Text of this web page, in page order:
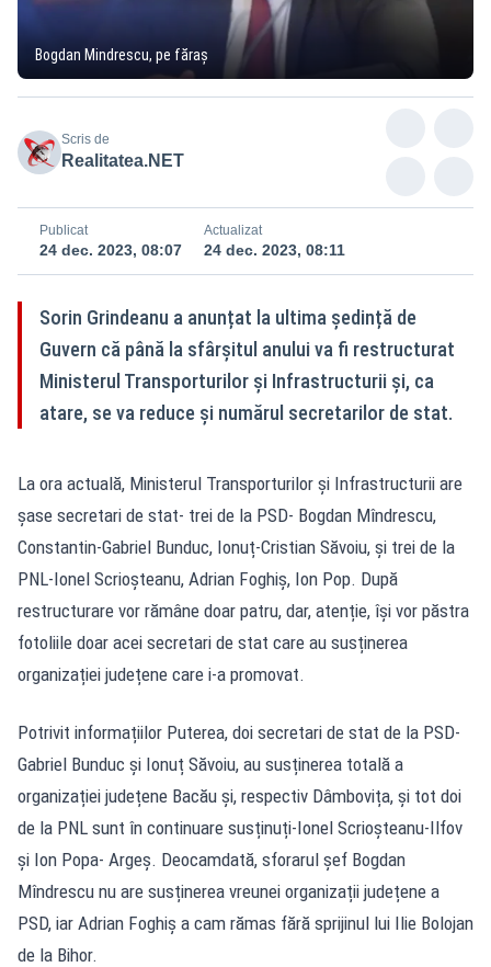
Bogdan Mindrescu, pe făraș
Scris de
Realitatea.NET
Publicat
24 dec. 2023, 08:07
Actualizat
24 dec. 2023, 08:11
Sorin Grindeanu a anunțat la ultima ședință de
Guvern că până la sfârșitul anului va fi restructurat
Ministerul Transporturilor și Infrastructurii și, ca
atare, se va reduce și numărul secretarilor de stat.
La ora actuală, Ministerul Transporturilor și Infrastructurii are
șase secretari de stat- trei de la PSD- Bogdan Mîndrescu,
Constantin-Gabriel Bunduc, Ionuț-Cristian Săvoiu, și trei de la
PNL-Ionel Scrioșteanu, Adrian Foghiș, Ion Pop. După
restructurare vor rămâne doar patru, dar, atenție, își vor păstra
fotoliile doar acei secretari de stat care au susținerea
organizației județene care i-a promovat.
Potrivit informațiilor Puterea, doi secretari de stat de la PSD-
Gabriel Bunduc și Ionuț Săvoiu, au susținerea totală a
organizației județene Bacău și, respectiv Dâmbovița, și tot doi
de la PNL sunt în continuare susținuți-Ionel Scrioșteanu-Ilfov
și Ion Popa- Argeș. Deocamdată, sforarul șef Bogdan
Mîndrescu nu are susținerea vreunei organizații județene a
PSD, iar Adrian Foghiș a cam rămas fără sprijinul lui Ilie Bolojan
de la Bihor.